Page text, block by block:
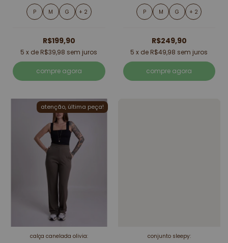
P M G + 2
R$199,90
5 x de R$39,98 sem juros
compre agora
P M G + 2
R$249,90
5 x de R$49,98 sem juros
compre agora
atenção, última peça!
calça canelada olivia: conjunto sleepy: